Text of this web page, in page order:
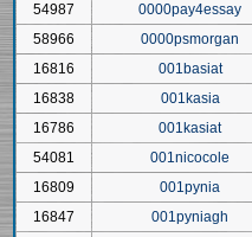
54987
0000pay4essay
58966
0000psmorgan
16816
001basiat
16838
001kasia
16786
001kasiat
54081
001nicocole
16809
001pynia
16847
001pyniagh